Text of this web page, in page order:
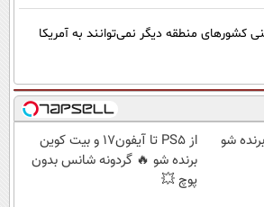
کشورهای منطقه دیگر نمی‌توانند به آمریکا
شو
از PS5 تا آیفون17 و بیت کوین
برنده شو 🔥 گردونه شانس بدون
پوچ 💥